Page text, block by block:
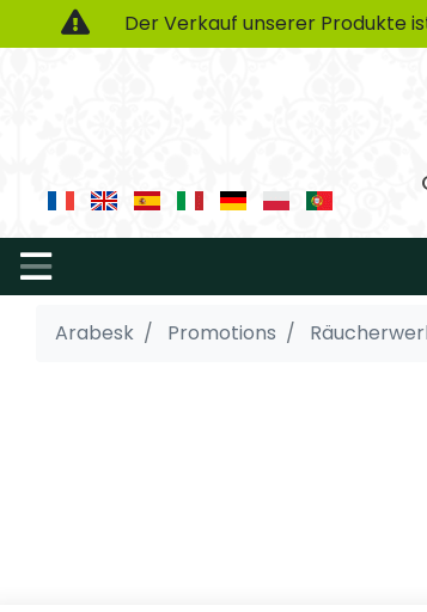
Der Verkauf unserer Produkte
Arabesk Promotions